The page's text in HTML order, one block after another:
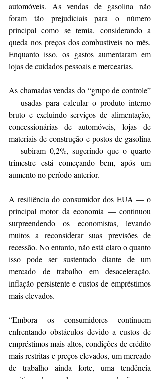
automóveis. As vendas de gasolina não
foram tão prejudiciais para o número
principal como se temia, considerando a
queda nos preços dos combustíveis no mês.
Enquanto isso, os gastos aumentaram em
lojas de cuidados pessoais e mercearias.
As chamadas vendas do “grupo de controle”
— usadas para calcular o produto interno
bruto e excluindo serviços de alimentação,
concessionárias de automóveis, lojas de
materiais de construção e postos de gasolina
— subiram 0,2%, sugerindo que o quarto
trimestre está começando bem, após um
aumento no período anterior.
A resiliência do consumidor dos EUA — o
principal motor da economia — continuou
surpreendendo os economistas, levando
muitos a reconsiderar suas previsões de
recessão. No entanto, não está claro o quanto
isso pode ser sustentado diante de um
mercado de trabalho em desaceleração,
inflação persistente e custos de empréstimos
mais elevados.
“Embora os consumidores continuem
enfrentando obstáculos devido a custos de
empréstimos mais altos, condições de crédito
mais restritas e preços elevados, um mercado
de trabalho ainda forte, uma tendência